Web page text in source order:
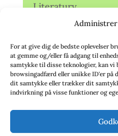
For at give dig de bedste oplevelser
at gemme og/eller få adgang til
samtykke til disse teknologier, kan vi
browsingadfærd eller unikke ID'er på
dit samtykke eller trækker dit
indvirkning på visse funktioner og
Literatury
Storbritannien:
Association (TA)
Sverige:
Sverige:
deutschsprachiger